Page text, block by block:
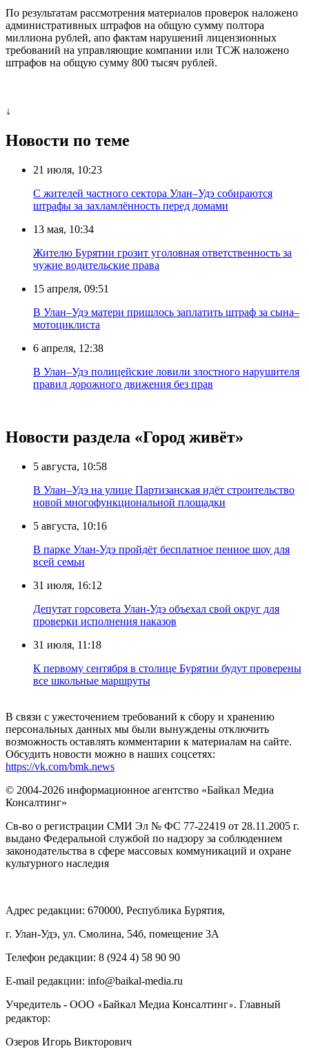
По результатам рассмотрения материалов проверок наложено
административных штрафов на общую сумму полтора
миллиона рублей, апо фактам нарушений лицензионных
требований на управляющие компании или ТСЖ наложено
штрафов на общую сумму 800 тысяч рублей.
↓
Новости по теме
21 июля, 10:23
С жителей частного сектора Улан–Удэ собираются
штрафы за захламлённость перед домами
13 мая, 10:34
Жителю Бурятии грозит уголовная ответственность за
чужие водительские права
15 апреля, 09:51
В Улан–Удэ матери пришлось заплатить штраф за сына–
мотоциклиста
6 апреля, 12:38
В Улан–Удэ полицейские ловили злостного нарушителя
правил дорожного движения без прав
Новости раздела «Город живёт»
5 августа, 10:58
В Улан–Удэ на улице Партизанская идёт строительство
новой многофункциональной площадки
5 августа, 10:16
В парке Улан-Удэ пройдёт бесплатное пенное шоу для
всей семьи
31 июля, 16:12
Депутат горсовета Улан-Удэ объехал свой округ для
проверки исполнения наказов
31 июля, 11:18
К первому сентября в столице Бурятии будут проверены
все школьные маршруты
В связи с ужесточением требований к сбору и хранению
персональных данных мы были вынуждены отключить
возможность оставлять комментарии к материалам на сайте.
Обсудить новости можно в наших соцсетях:
https://vk.com/bmk.news
© 2004-2026 информационное агентство «Байкал Медиа
Консалтинг»
Св-во о регистрации СМИ Эл № ФС 77-22419 от 28.11.2005 г.
выдано Федеральной службой по надзору за соблюдением
законодательства в сфере массовых коммуникаций и охране
культурного наследия
Адрес редакции: 670000, Республика Бурятия,
г. Улан-Удэ, ул. Смолина, 54б, помещение 3А
Телефон редакции: ‎‎8 (924 4) 58 90 90
E-mail редакции: info@baikal-media.ru
Учредитель - ООО «Байкал Медиа Консалтинг». Главный
редактор:
Озеров Игорь Викторович